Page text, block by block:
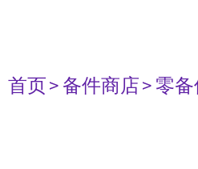
首页> 备件商店> 零